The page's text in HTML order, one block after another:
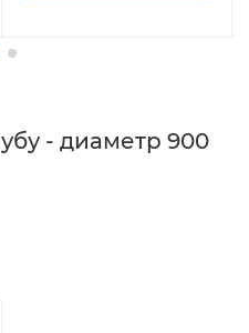
- диаметр 900